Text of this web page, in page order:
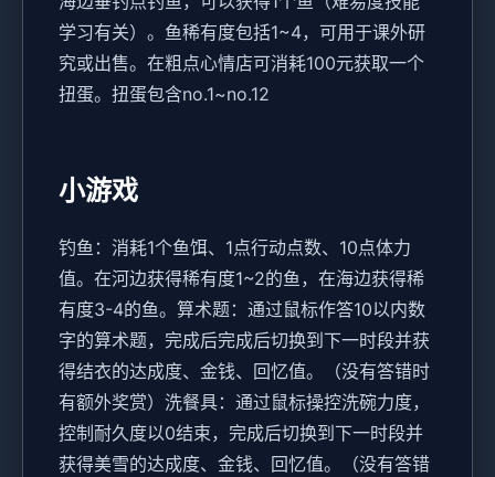
学习有关）。鱼稀有度包括1~4，可用于课外研
究或出售。 在粗点心情店可消耗100元获取一个
扭蛋。扭蛋包含no.1~no.12
小游戏
钓鱼：消耗1个鱼饵、1点行动点数、10点体力
值。在河边获得稀有度1~2的鱼，在海边获得稀
有度3-4的鱼。 算术题：通过鼠标作答10以内数
字的算术题，完成后完成后切换到下一时段并获
得结衣的达成度、金钱、回忆值。（没有答错时
有额外奖赏） 洗餐具：通过鼠标操控洗碗力度，
控制耐久度以0结束，完成后切换到下一时段并
获得美雪的达成度、金钱、回忆值。（没有答错